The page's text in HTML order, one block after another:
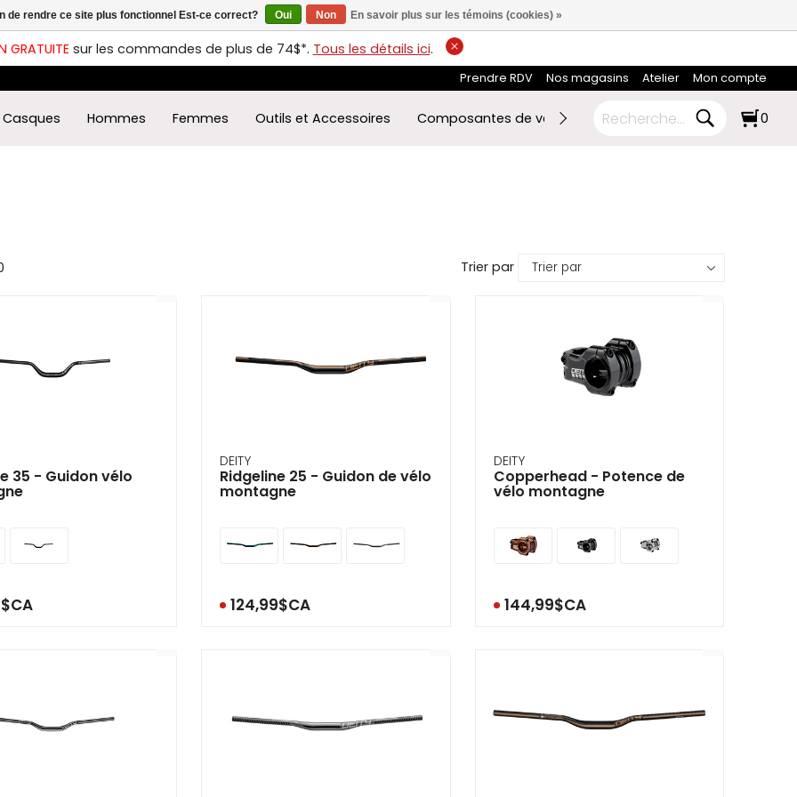
GRATUITEsur les commandes de plus de 74$*. Tous les détails ici.
Prendre RDV Nos magasins Atelier Mon compte
Casques Hommes Femmes Outils et Accessoires Composantes de vélo Ski de fond RABAIS FIN DE
0
Trier par
35 - Guidon vélo
DEITY
Ridgeline 25 - Guidon de vélo
montagne
124,99$CA
DEITY
Copperhead - Potence de
vélo montagne
144,99$CA
de rendre ce site plus fonctionnel Est-ce correct? Oui Non En savoir plus sur les témoins (cookies) »